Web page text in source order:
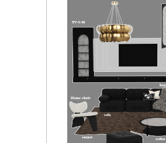
Nordic Warm set living room